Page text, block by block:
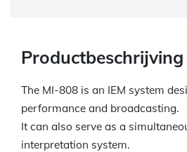
Productbeschrijving
The MI-808 is an IEM system
performance and broadcasting.
It can also serve as a
interpretation system.